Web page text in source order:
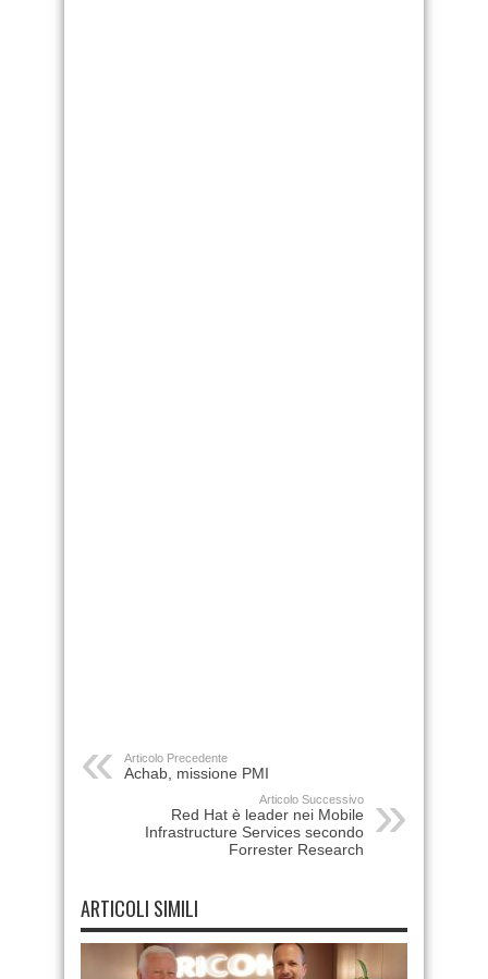
Articolo Precedente
Achab, missione PMI
Articolo Successivo
Red Hat è leader nei Mobile
Infrastructure Services secondo
Forrester Research
ARTICOLI SIMILI